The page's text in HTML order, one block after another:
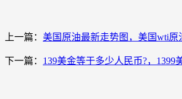
上一篇： 美国原油最新走势图，美国wti原
下一篇： 139美金等于多少人民币?，1399